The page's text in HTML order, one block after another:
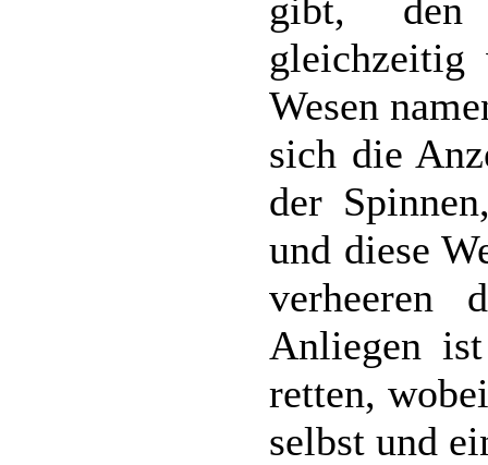
gibt, den
Wesen
sich die
der
und diese
verheeren
Anliegen
retten,
selbst und